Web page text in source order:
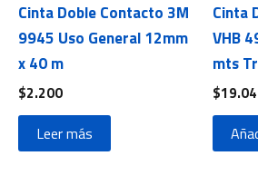
Cinta Doble Contacto 3M
9945 Uso General 12mm
x 40 m
$2.200
Leer más
Cinta
VHB
mts
$